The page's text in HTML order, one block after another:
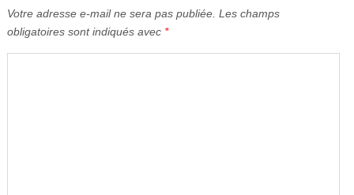
Votre adresse e-mail ne sera pas publiée. Les champs
obligatoires sont indiqués avec *